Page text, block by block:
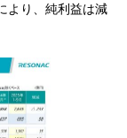
より、純利益は減